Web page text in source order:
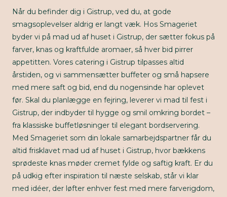
Når du befinder dig i Gistrup, ved du, at gode
smagsoplevelser aldrig er langt væk. Hos Smageriet
byder vi på mad ud af huset i Gistrup, der sætter fokus på
farver, knas og kraftfulde aromaer, så hver bid pirrer
appetitten. Vores catering i Gistrup tilpasses altid
årstiden, og vi sammensætter buffeter og små hapsere
med mere saft og bid, end du nogensinde har oplevet
før. Skal du planlægge en fejring, leverer vi mad til fest i
Gistrup, der indbyder til hygge og smil omkring bordet –
fra klassiske buffetløsninger til elegant bordservering.
Med Smageriet som din lokale samarbejdspartner får du
altid frisklavet mad ud af huset i Gistrup, hvor bækkens
sprødeste knas møder cremet fylde og saftig kraft. Er du
på udkig efter inspiration til næste selskab, står vi klar
med idéer, der løfter enhver fest med mere farverigdom,